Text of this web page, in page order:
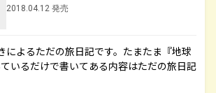
2018.04.12 発売
によるただの旅日記です。たまたま『地球
いるだけで書いてある内容はただの旅日記